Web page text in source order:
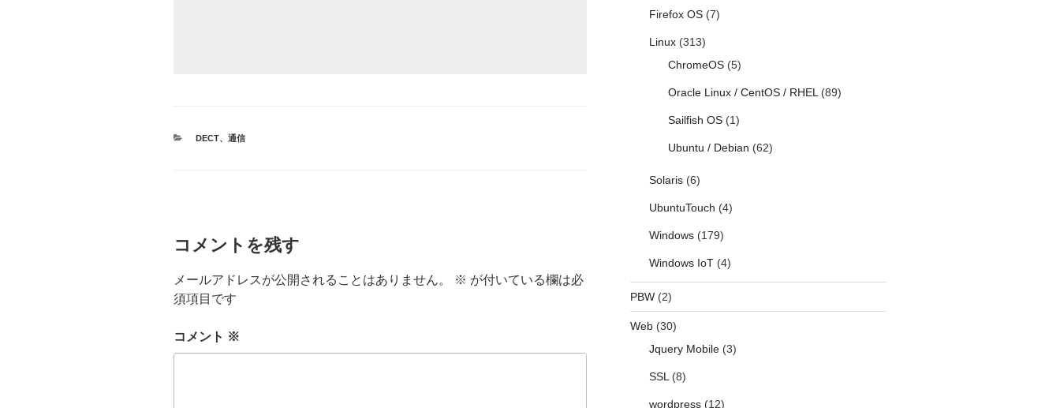
カ
DECT、 通信
コメントを残す
メールアドレスが公開されることはありません。 ※ が付いている欄は必
須項目です
コメント ※
Firefox OS(7)
Linux(313)
ChromeOS(5)
Oracle Linux / CentOS / RHEL(89)
Sailfish OS(1)
Ubuntu / Debian (62)
Solaris(6)
UbuntuTouch (4)
Windows(179)
Windows IoT(4)
PBW(2)
Web(30)
Jquery Mobile(3)
SSL(8)
wordpress(12)